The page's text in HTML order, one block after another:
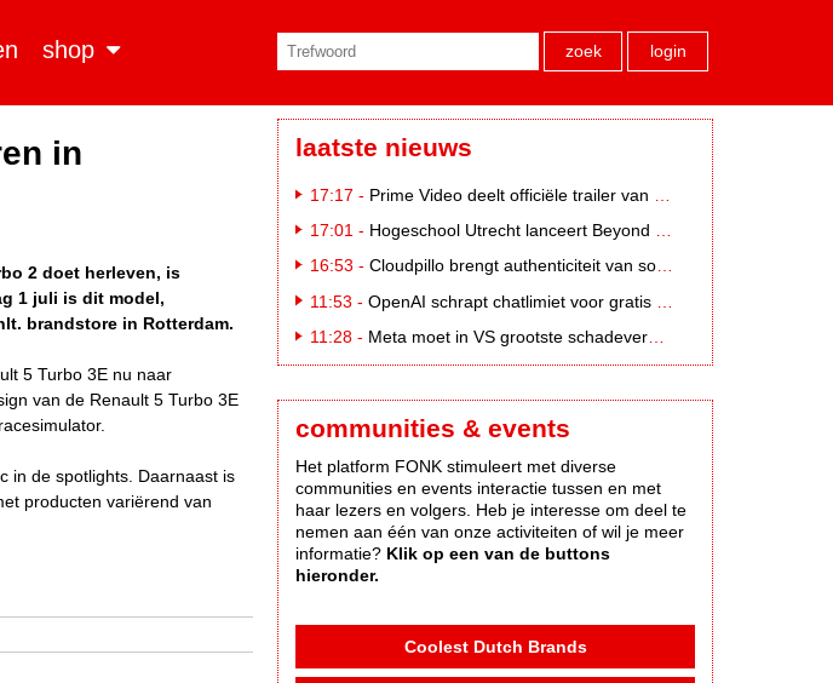
shop zoek login
in
2 doet herleven, is
1 juli is dit model,
brandstore in Rotterdam.
5 Turbo 3E nu naar
van de Renault 5 Turbo 3E
in de spotlights. Daarnaast is
producten variërend van
laatste nieuws
17:17 - Prime Video deelt officiële trailer van L*VE KLEINE
17:01 - Hogeschool Utrecht lanceert Beyond Campus binnen International Creative Business
16:53 - Cloudpillo brengt authenticiteit van social naar tv
11:53 - OpenAI schrapt chatlimiet voor gratis ChatGPT-gebruikers
11:28 - Meta moet in VS grootste schadevergoeding ooit betalen: 567 miljoen dollar
communities & events
Het platform FONK stimuleert met diverse
communities en events interactie tussen en met
haar lezers en volgers. Heb je interesse om deel te
nemen aan één van onze activiteiten of wil je meer
informatie? Klik op een van de buttons
hieronder.
Coolest Dutch Brands